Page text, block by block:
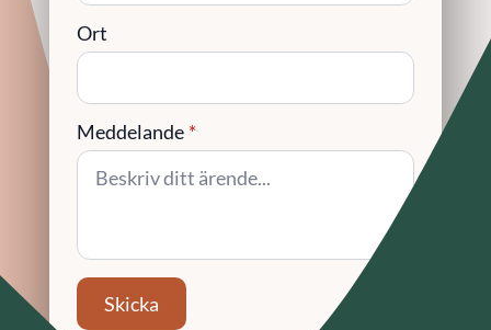
Ort
Meddelande *
Skicka